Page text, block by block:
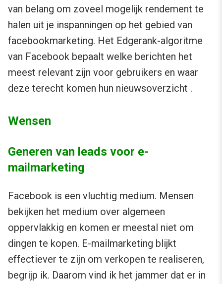
van belang om zoveel mogelijk rendement te
halen uit je inspanningen op het gebied van
facebookmarketing. Het Edgerank-algoritme
van Facebook bepaalt welke berichten het
meest relevant zijn voor gebruikers en waar
deze terecht komen hun nieuwsoverzicht .
Wensen
Generen van leads voor e-
mailmarketing
Facebook is een vluchtig medium. Mensen
bekijken het medium over algemeen
oppervlakkig en komen er meestal niet om
dingen te kopen. E-mailmarketing blijkt
effectiever te zijn om verkopen te realiseren,
begrijp ik. Daarom vind ik het jammer dat er in